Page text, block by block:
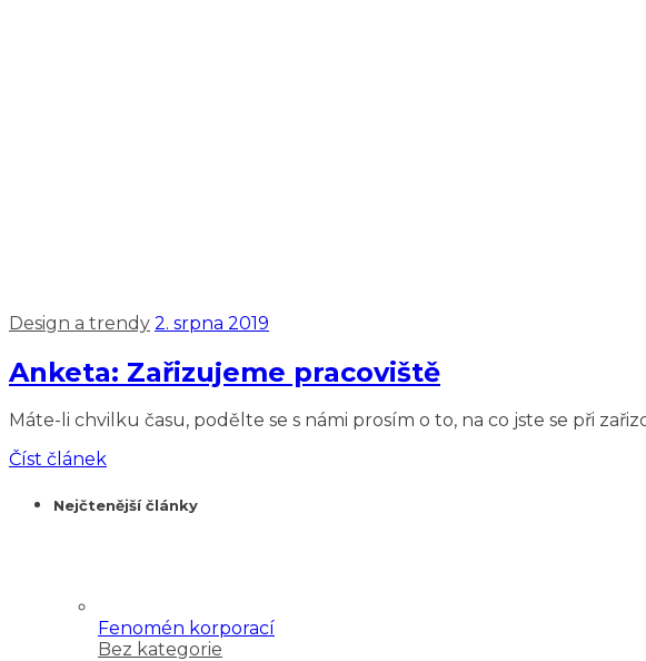
Design a trendy 2. srpna 2019
Anketa: Zařizujeme pracoviště
Máte-li chvilku času, podělte se s námi prosím o to, na co jste se při
Číst článek
Nejčtenější články
Fenomén korporací
Bez kategorie